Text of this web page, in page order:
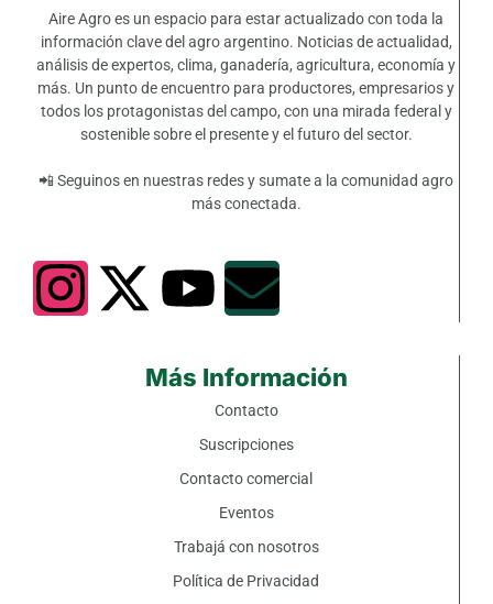
Aire Agro es un espacio para estar actualizado con toda la
información clave del agro argentino. Noticias de actualidad,
análisis de expertos, clima, ganadería, agricultura, economía y
más. Un punto de encuentro para productores, empresarios y
todos los protagonistas del campo, con una mirada federal y
sostenible sobre el presente y el futuro del sector.
📲 Seguinos en nuestras redes y sumate a la comunidad agro
más conectada.
Más Información
Contacto
Suscripciones
Contacto comercial
Eventos
Trabajá con nosotros
Política de Privacidad